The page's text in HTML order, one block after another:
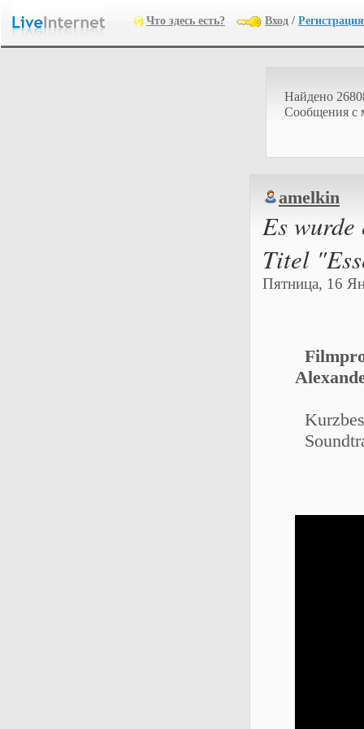
Что здесь есть? Вход / Регистрация
Найдено
Cообщения с
amelkin
Es
Titel
Пятница, 16